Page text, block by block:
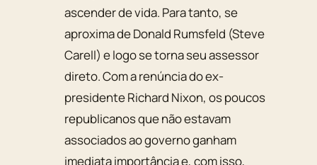
ascender de vida. Para tanto, se
aproxima de Donald Rumsfeld (Steve
Carell) e logo se torna seu assessor
direto. Com a renúncia do ex-
presidente Richard Nixon, os poucos
republicanos que não estavam
associados ao governo ganham
imediata importância e, com isso,